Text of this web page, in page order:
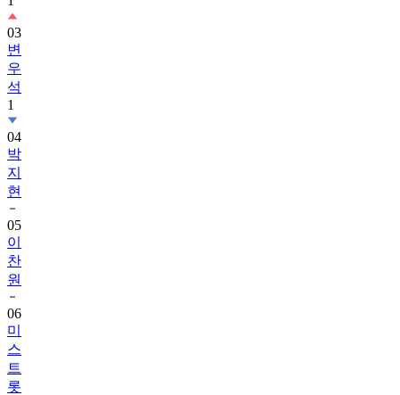
03
변
우
석
1
04
박
지
현
05
이
찬
원
06
미
스
트
롯